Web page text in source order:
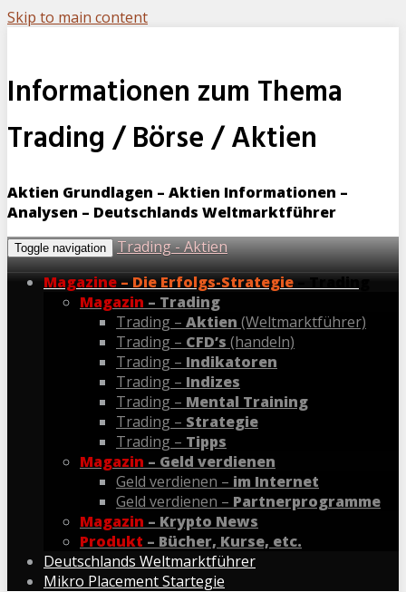
Skip to main content
Informationen zum Thema
Trading / Börse / Aktien
Aktien Grundlagen – Aktien Informationen –
Analysen – Deutschlands Weltmarktführer
Toggle navigation
Trading - Aktien
Magazine – Die Erfolgs-Strategie – Trading
Magazin – Trading
Trading – Aktien (Weltmarktführer)
Trading – CFD’s (handeln)
Trading – Indikatoren
Trading – Indizes
Trading – Mental Training
Trading – Strategie
Trading – Tipps
Magazin – Geld verdienen
Geld verdienen – im Internet
Geld verdienen – Partnerprogramme
Magazin – Krypto News
Produkt – Bücher, Kurse, etc.
Deutschlands Weltmarktführer
Mikro Placement Startegie